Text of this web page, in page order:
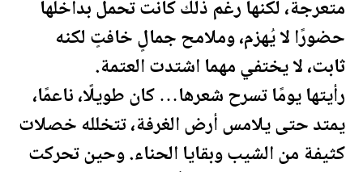
متعرجة، لكنها رغم ذلك كانت تحمل بداخلها
حضورًا لا يُهزم، وملامح جمالٍ خافتٍ لكنه
ثابت، لا يختفي مهما اشتدت العتمة.
رأيتها يومًا تسرح شعرها… كان طويلًا، ناعمًا،
يمتد حتى يلامس أرض الغرفة، تتخلله خصلات
كثيفة من الشيب وبقايا الحناء. وحين تحركت